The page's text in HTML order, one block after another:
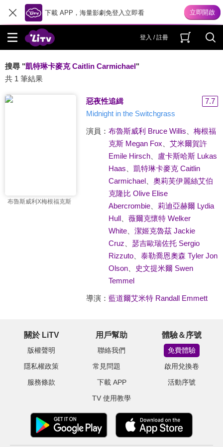
下載 APP，海量影劇免登入立即看
登入 / 註冊
搜尋 "凱特琳卡麥克 Caitlin Carmichael"
共 1 筆結果
布魯斯威利X梅根福克斯
惡夜性追緝
7.7
Midnight in the Switchgrass
演員： 布魯斯威利 Bruce Willis
梅根福
克斯 Megan Fox
艾米爾賀許
Emile Hirsch、
盧卡斯哈斯 Lukas
Haas
凱特琳卡麥克 Caitlin
Carmichael、 奧莉芙伊麗絲艾伯
克隆比 Olive Elise
Abercrombie、 莉迪亞赫爾 Lydia
Hull、 薇爾克懷特 Welker
White、 潔姬克魯茲 Jackie
Cruz
瑟吉歐瑞佐托 Sergio
Rizzuto、 泰勒喬恩奧森 Tyler Jon
Olson、
史文提米爾 Swen
Temmel
導演： 藍道爾艾米特 Randall Emmett
關於 LiTV
版權聲明
隱私權政策
服務條款
用戶幫助
聯絡我們
常見問題
下載 APP
TV 使用教學
體驗＆序號
免費體驗
啟用兌換卷
活動序號